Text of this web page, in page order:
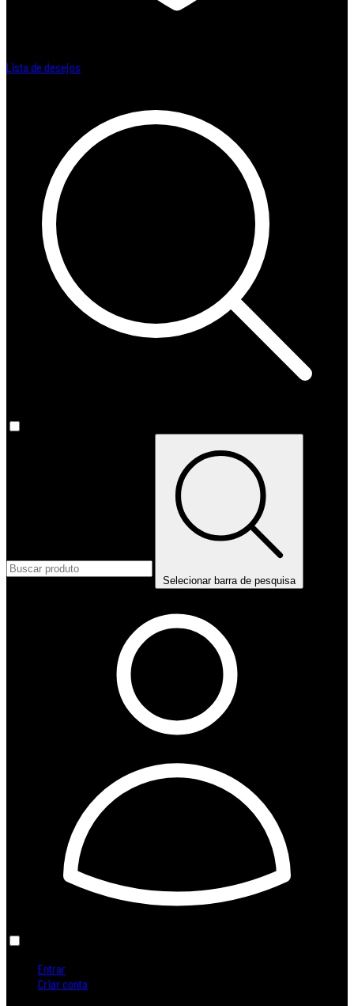
Lista de desejos
Selecionar barra de pesquisa
Entrar
Criar conta